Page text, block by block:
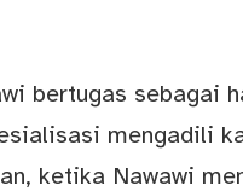
bertugas sebagai
mengadili
ketika Nawawi